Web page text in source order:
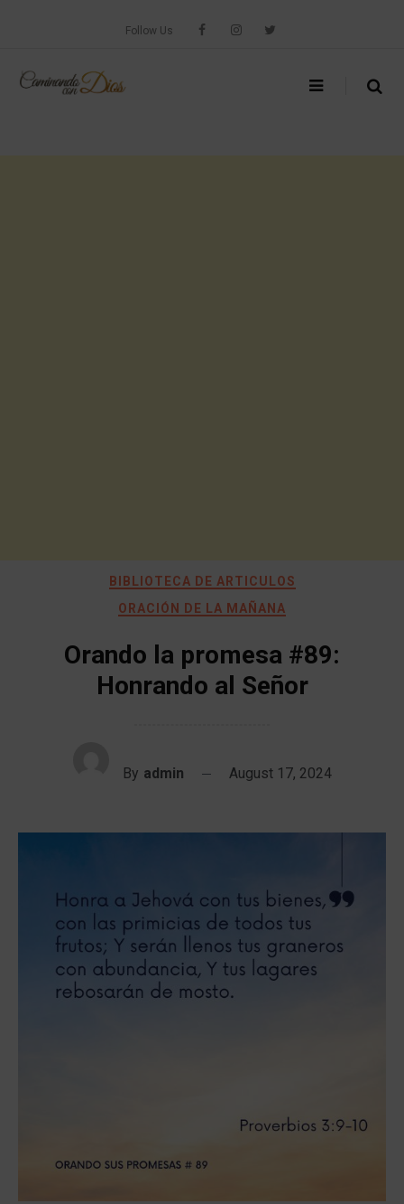
Follow Us
BIBLIOTECA DE ARTICULOS
ORACIÓN DE LA MAÑANA
Orando la promesa #89:
Honrando al Señor
By admin August 17, 2024